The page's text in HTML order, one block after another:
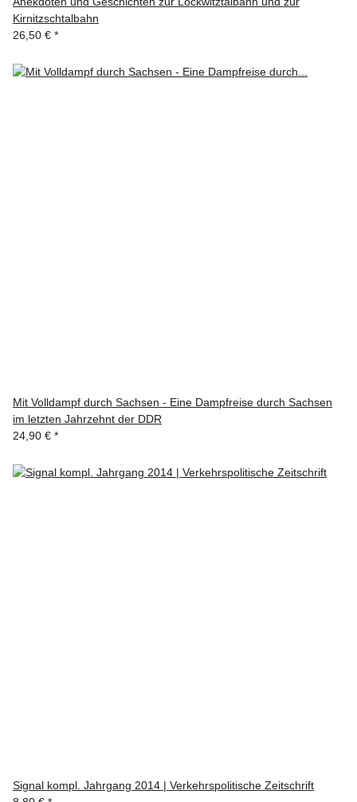
Kirnitzschtalbahn
26,50 € *
Mit Volldampf durch Sachsen - Eine Dampfreise durch Sachsen
im letzten Jahrzehnt der DDR
24,90 € *
Signal kompl. Jahrgang 2014 | Verkehrspolitische Zeitschrift